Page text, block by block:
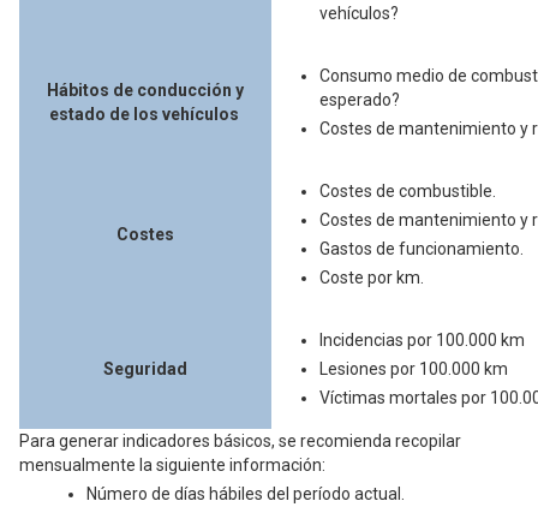
vehículos?
Hábitos de conducción y
estado de los vehículos
Consumo medio de
esperado?
Costes de mantenimiento y
Costes
Costes de combustible.
Costes de mantenimiento y
Gastos de funcionamiento.
Coste por km.
Seguridad
Incidencias por 100.000 km
Lesiones por 100.000 km
Víctimas mortales por
Para generar indicadores básicos, se recomienda recopilar
mensualmente la siguiente información:
Número de días hábiles del período actual.